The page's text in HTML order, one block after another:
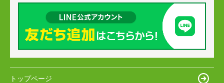
トップページ